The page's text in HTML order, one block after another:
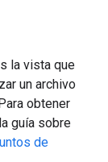
la vista que
un archivo
obtener
guía sobre
de